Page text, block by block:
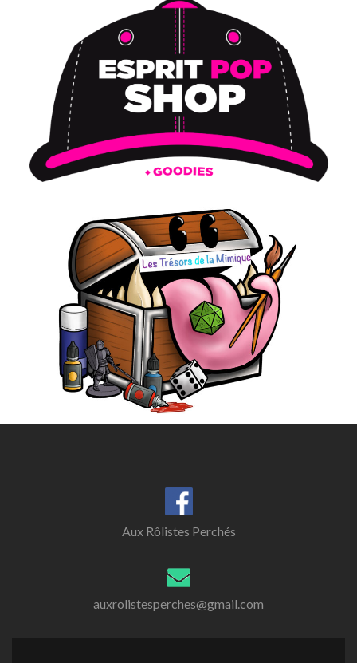
Aux Rôlistes Perchés
auxrolistesperches@gmail.com